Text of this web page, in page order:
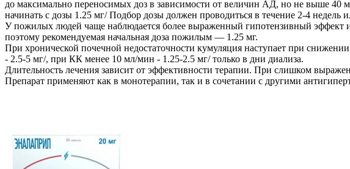
до максимально переносимых доз в зависимости от величин АД, но не выше 40
начинать с дозы 1.25 мг/ Подбор дозы должен проводиться в течение 2-4
У пожилых людей чаще наблюдается более выраженный гипотензивный эффект
поэтому рекомендуемая начальная доза пожилым — 1.25 мг.
При хронической почечной недостаточности кумуляция наступает при
- 2.5-5 мг/, при КК менее 10 мл/мин - 1.25-2.5 мг/ только в дни диализа.
Длительность лечения зависит от эффективности терапии. При слишком
Препарат применяют как в монотерапии, так и в сочетании с другими